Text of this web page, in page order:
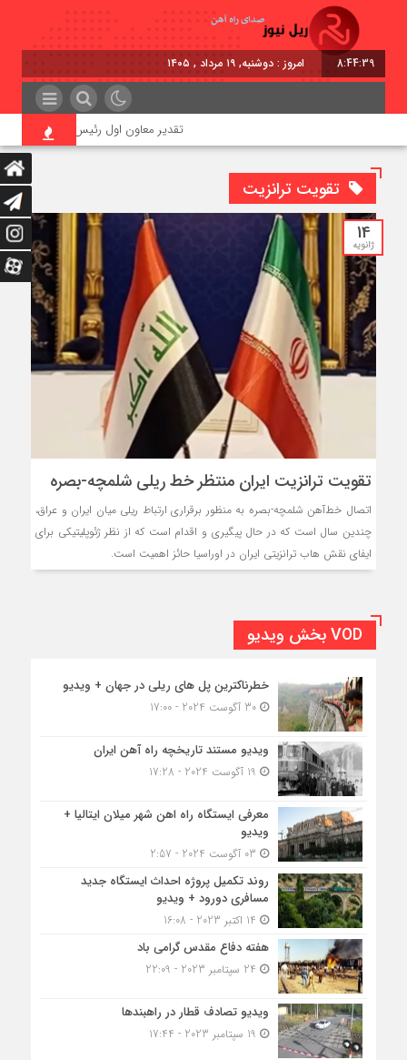
8:44:40 امروز : دوشنبه, ۱۹ مرداد , ۱۴۰۵
تقدیر معاون اول رئیس‌جمهور از
تقویت ترانزیت
14
ژانویه
تقویت ترانزیت ایران منتظر خط ریلی شلمچه-بصره
اتصال خط‌آهن شلمچه-بصره به منظور برقراری ارتباط ریلی میان ایران و عراق،
چندین سال است که در حال پیگیری و اقدام است که از نظر ژئوپلیتیکی برای
ایفای نقش هاب ترانزیتی ایران در اوراسیا حائز اهمیت است.
VOD بخش ویدیو
خطرناکترین پل های ریلی در جهان + ویدیو
30 آگوست 2024 - 17:00
ویدیو مستند تاریخچه راه آهن ایران
معرفی ایستگاه راه اهن شهر میلان ایتالیا +
ویدیو
روند تکمیل پروژه احداث ایستگاه جدید
مسافری دورود + ویدیو
هفته دفاع مقدس گرامی باد
ویدیو تصادف قطار در راهبندها